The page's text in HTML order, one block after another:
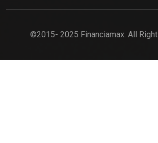
©2015- 2025 Financiamax. All